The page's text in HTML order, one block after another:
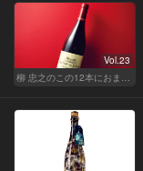
Vol.23
柳 忠之のこの12本におまかせ